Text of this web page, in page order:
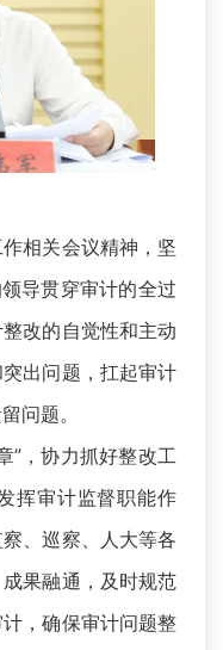
相关会议精神，坚
导贯穿审计的全过
改的自觉性和主动
出问题，扛起审计
问题。
，协力抓好整改工
挥审计监督职能作
、巡察、人大等各
果融通，及时规范
，确保审计问题整